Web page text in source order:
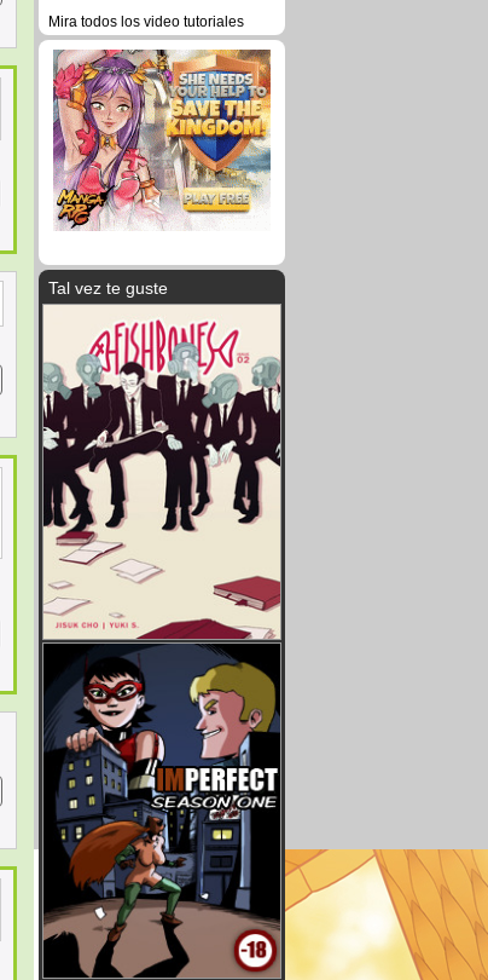
Mira todos los video tutoriales
Tal vez te guste